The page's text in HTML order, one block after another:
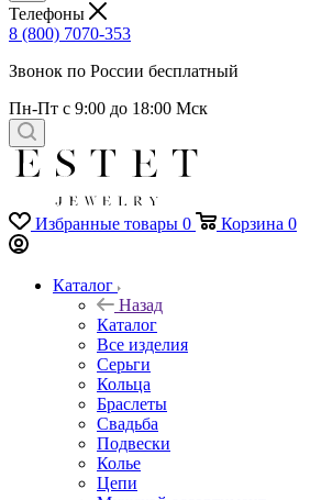
Телефоны
8 (800) 7070-353
Звонок по России бесплатный
Пн-Пт с 9:00 до 18:00 Мск
Избранные товары 0 Корзина 0
Каталог
Назад
Каталог
Все изделия
Серьги
Кольца
Браслеты
Свадьба
Подвески
Колье
Цепи